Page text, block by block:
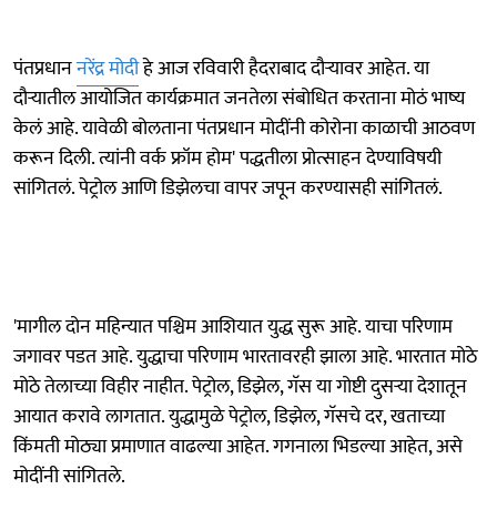
पंतप्रधाननरेंद्र मोदीहे आज रविवारी हैदराबाद दौऱ्यावर आहेत. या
दौऱ्यातील आयोजित कार्यक्रमात जनतेला संबोधित करताना मोठं भाष्य
केलं आहे. यावेळी बोलताना पंतप्रधान मोदींनी कोरोना काळाची आठवण
करून दिली. त्यांनी वर्क फ्रॉम होम' पद्धतीला प्रोत्साहन देण्याविषयी
सांगितलं. पेट्रोल आणि डिझेलचा वापर जपून करण्यासही सांगितलं.
'मागील दोन महिन्यात पश्चिम आशियात युद्ध सुरू आहे. याचा परिणाम
जगावर पडत आहे. युद्धाचा परिणाम भारतावरही झाला आहे. भारतात मोठे
मोठे तेलाच्या विहीर नाहीत. पेट्रोल, डिझेल, गॅस या गोष्टी दुसऱ्या देशातून
आयात करावे लागतात. युद्धामुळे पेट्रोल, डिझेल, गॅसचे दर, खताच्या
किंमती मोठ्या प्रमाणात वाढल्या आहेत. गगनाला भिडल्या आहेत, असे
मोदींनी सांगितले.